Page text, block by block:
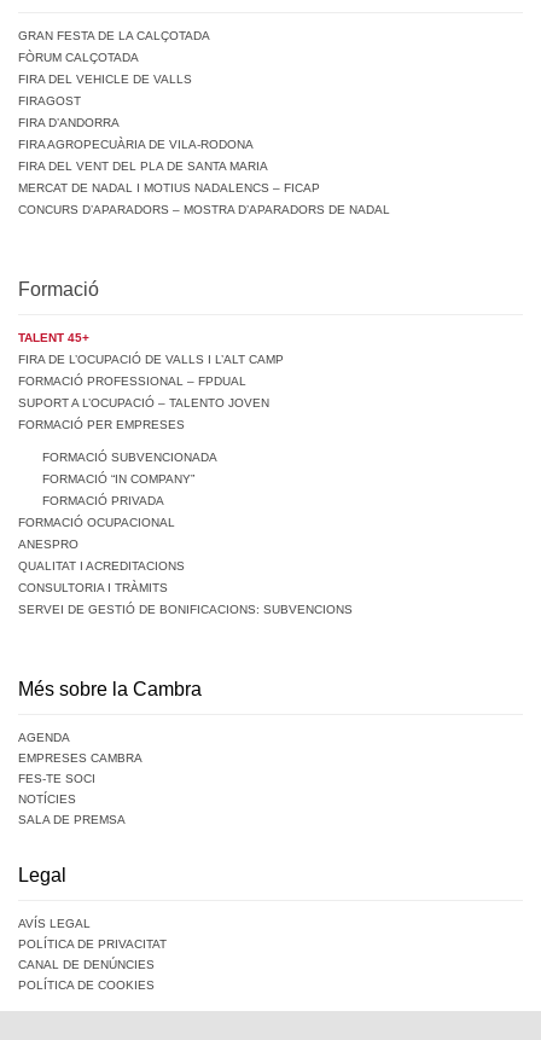
GRAN FESTA DE LA CALÇOTADA
FÒRUM CALÇOTADA
FIRA DEL VEHICLE DE VALLS
FIRAGOST
FIRA D’ANDORRA
FIRA AGROPECUÀRIA DE VILA-RODONA
FIRA DEL VENT DEL PLA DE SANTA MARIA
MERCAT DE NADAL I MOTIUS NADALENCS – FICAP
CONCURS D’APARADORS – MOSTRA D’APARADORS DE NADAL
Formació
TALENT 45+
FIRA DE L’OCUPACIÓ DE VALLS I L’ALT CAMP
FORMACIÓ PROFESSIONAL – FPDUAL
SUPORT A L’OCUPACIÓ – TALENTO JOVEN
FORMACIÓ PER EMPRESES
FORMACIÓ SUBVENCIONADA
FORMACIÓ “IN COMPANY”
FORMACIÓ PRIVADA
FORMACIÓ OCUPACIONAL
ANESPRO
QUALITAT I ACREDITACIONS
CONSULTORIA I TRÀMITS
SERVEI DE GESTIÓ DE BONIFICACIONS: SUBVENCIONS
Més sobre la Cambra
AGENDA
EMPRESES CAMBRA
FES-TE SOCI
NOTÍCIES
SALA DE PREMSA
Legal
AVÍS LEGAL
POLÍTICA DE PRIVACITAT
CANAL DE DENÚNCIES
POLÍTICA DE COOKIES